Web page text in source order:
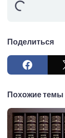
Поделиться
Похожие темы